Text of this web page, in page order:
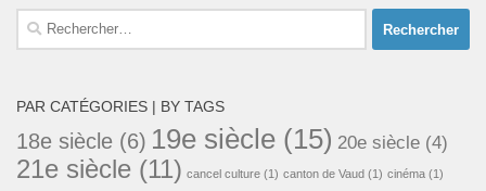
Rechercher :
PAR CATÉGORIES | BY TAGS
18e siècle (6) 19e siècle (15) 20e siècle (4)
21e siècle (11) cancel culture (1) canton de Vaud (1) cinéma (1)